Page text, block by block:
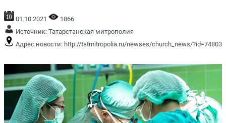
01.10.2021
1866
Источник: Татарстанская митрополия
Адрес новости: http://tatmitropolia.ru/newses/church_news/?id=74803